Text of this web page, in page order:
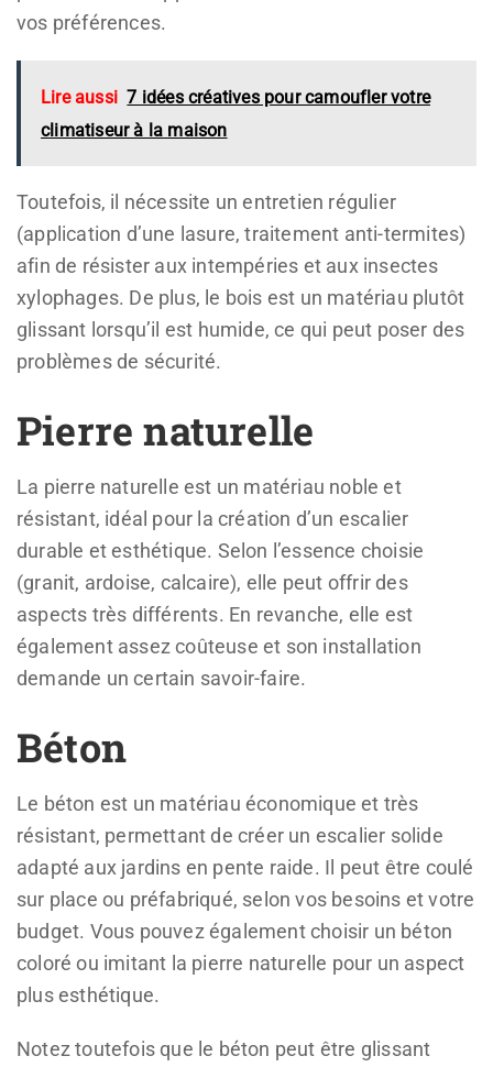
vos préférences.
Lire aussi 7 idées créatives pour camoufler votre
climatiseur à la maison
Toutefois, il nécessite un entretien régulier
(application d’une lasure, traitement anti-termites)
afin de résister aux intempéries et aux insectes
xylophages. De plus, le bois est un matériau plutôt
glissant lorsqu’il est humide, ce qui peut poser des
problèmes de sécurité.
Pierre naturelle
La pierre naturelle est un matériau noble et
résistant, idéal pour la création d’un escalier
durable et esthétique. Selon l’essence choisie
(granit, ardoise, calcaire), elle peut offrir des
aspects très différents. En revanche, elle est
également assez coûteuse et son installation
demande un certain savoir-faire.
Béton
Le béton est un matériau économique et très
résistant, permettant de créer un escalier solide
adapté aux jardins en pente raide. Il peut être coulé
sur place ou préfabriqué, selon vos besoins et votre
budget. Vous pouvez également choisir un béton
coloré ou imitant la pierre naturelle pour un aspect
plus esthétique.
Notez toutefois que le béton peut être glissant